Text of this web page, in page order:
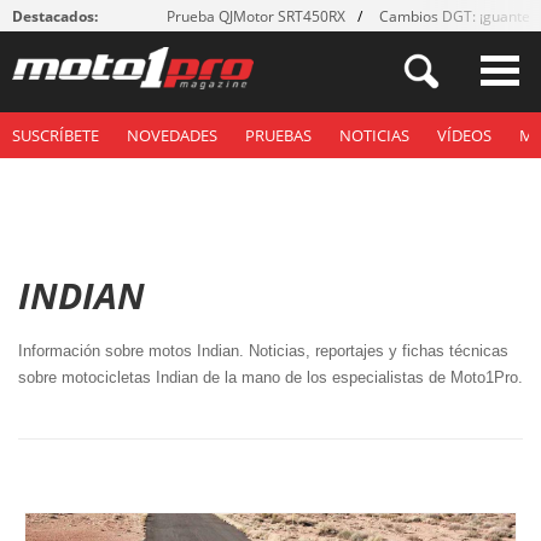
Destacados: Prueba QJMotor SRT450RX Cambios DGT: ¡guantes!
SUSCRÍBETE NOVEDADES PRUEBAS NOTICIAS VÍDEOS
INDIAN
Información sobre motos Indian. Noticias, reportajes y fichas técnicas
sobre motocicletas Indian de la mano de los especialistas de Moto1Pro.